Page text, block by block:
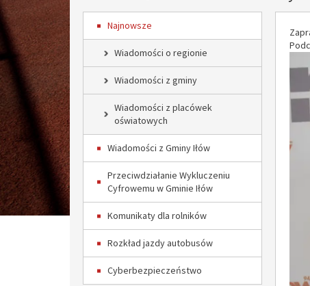
Najnowsze
Wiadomości o regionie
Wiadomości z gminy
Wiadomości z placówek
oświatowych
Wiadomości z Gminy Iłów
Przeciwdziałanie Wykluczeniu
Cyfrowemu w Gminie Iłów
Komunikaty dla rolników
Rozkład jazdy autobusów
Cyberbezpieczeństwo